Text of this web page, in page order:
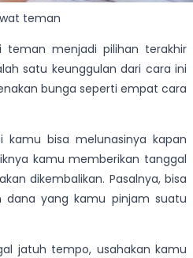
teman
menjadi pilihan terakhir
satu keunggulan dari cara ini
bunga seperti empat cara
kamu bisa melunasinya kapan
kamu memberikan tanggal
dikembalikan. Pasalnya, bisa
yang kamu pinjam suatu
jatuh tempo, usahakan kamu